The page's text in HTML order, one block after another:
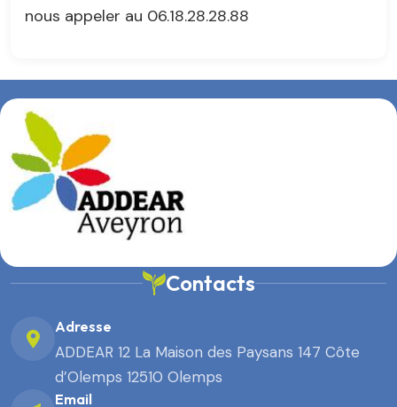
nous appeler au 06.18.28.28.88
Contacts
Adresse
ADDEAR 12 La Maison des Paysans 147 Côte
d’Olemps 12510 Olemps
Email